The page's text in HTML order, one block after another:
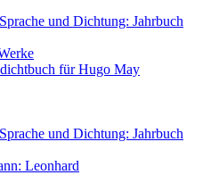
und Dichtung: Jahrbuch
für Hugo May
und Dichtung: Jahrbuch
Leonhard